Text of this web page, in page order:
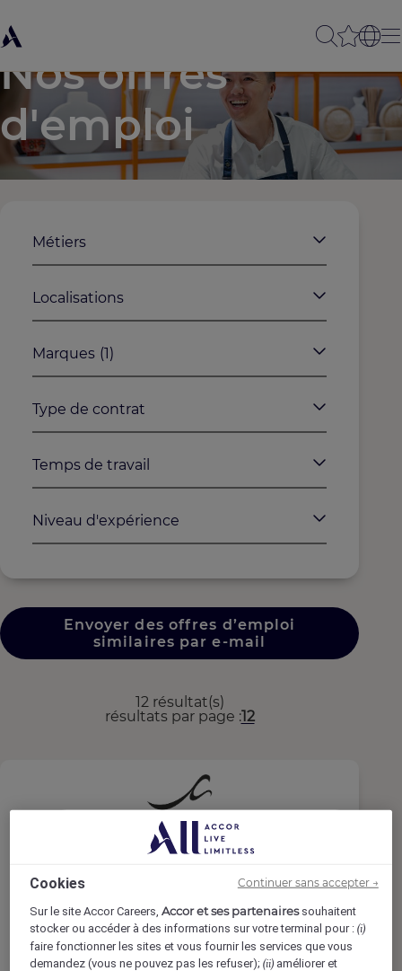
Nos offres
d'emploi
Métiers
Localisations
Marques (1)
Type de contrat
Temps de travail
Niveau d'expérience
Envoyer des offres d’emploi
similaires par e-mail
12 résultat(s)
résultats par page 12
MANTIS AL BAHA, Al Bahah, Saudi Arabia
Temps Complet
Cookies
Sur le site Accor Careers,Accor et ses partenairessouhaitent
stocker ou accéder à des informations sur votre terminal pour :(i)
faire fonctionner les sites et vous fournir les services que vous
demandez (vous ne pouvez pas les refuser);(ii) améliorer et
Continuer sans accepter →